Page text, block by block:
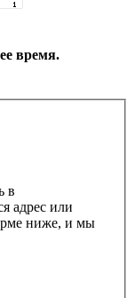
время.
в
адрес или
ниже, и мы